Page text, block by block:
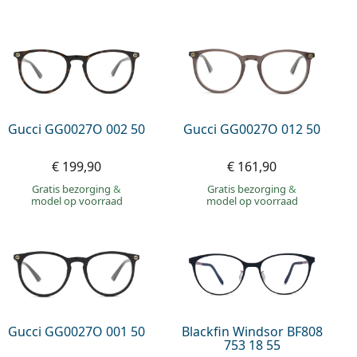
Gucci GG0027O 002 50
€ 199,90
Gratis bezorging&
model op voorraad
Gucci GG0027O 012 50
€ 161,90
Gratis bezorging&
model op voorraad
Gucci GG0027O 001 50 Blackfin Windsor BF808
753 18 55